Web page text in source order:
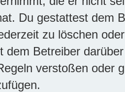
Du gestattest dem
zu löschen
dem Betreiber
verstoßen oder